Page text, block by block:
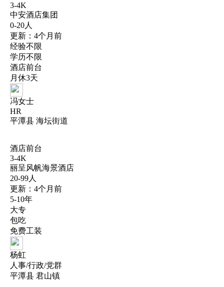
3-4K
中安酒店集团
0-20人
更新：4个月前
经验不限
学历不限
酒店前台
月休3天
冯女士
HR
平潭县 海坛街道
酒店前台
3-4K
丽呈风帆海景酒店
20-99人
更新：4个月前
5-10年
大专
包吃
免费工装
杨虹
人事/行政/党群
平潭县 君山镇